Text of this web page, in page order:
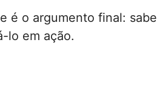
é o argumento final:
lo em ação.